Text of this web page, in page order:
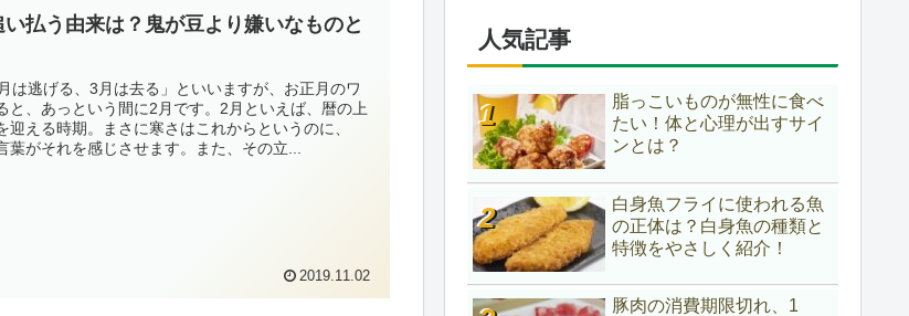
払う由来は？鬼が豆より嫌いなものと
は逃げる、3月は去る」といいますが、お正月のワ
と、あっという間に2月です。2月といえば、暦の上
迎える時期。まさに寒さはこれからというのに、
葉がそれを感じさせます。また、その立...
2019.11.02
人気記事
脂っこいものが無性に食べ
たい！体と心理が出すサイ
ンとは？
白身魚フライに使われる魚
の正体は？白身魚の種類と
特徴をやさしく紹介！
豚肉の消費期限切れ、1